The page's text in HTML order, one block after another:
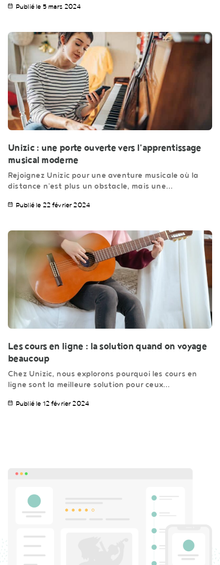
Publié le 5 mars 2024
Unizic : une porte ouverte vers l’apprentissage
musical moderne
Rejoignez Unizic pour une aventure musicale où la
distance n'est plus un obstacle, mais une…
Publié le 22 février 2024
Les cours en ligne : la solution quand on voyage
beaucoup
Chez Unizic, nous explorons pourquoi les cours en
ligne sont la meilleure solution pour ceux…
Publié le 12 février 2024